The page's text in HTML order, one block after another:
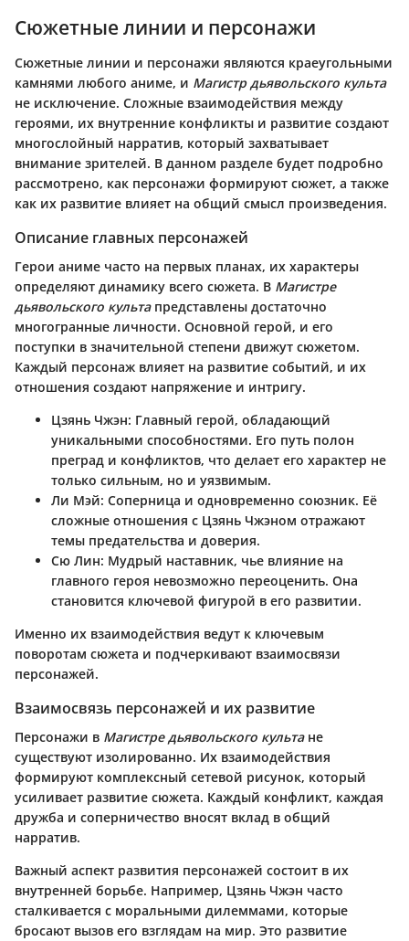
Сюжетные линии и персонажи
Сюжетные линии и персонажи являются краеугольными
камнями любого аниме, и Магистр дьявольского культа
не исключение. Сложные взаимодействия между
героями, их внутренние конфликты и развитие создают
многослойный нарратив, который захватывает
внимание зрителей. В данном разделе будет подробно
рассмотрено, как персонажи формируют сюжет, а также
как их развитие влияет на общий смысл произведения.
Описание главных персонажей
Герои аниме часто на первых планах, их характеры
определяют динамику всего сюжета. В Магистре
дьявольского культапредставлены достаточно
многогранные личности. Основной герой, и его
поступки в значительной степени движут сюжетом.
Каждый персонаж влияет на развитие событий, и их
отношения создают напряжение и интригу.
Цзянь Чжэн: Главный герой, обладающий
уникальными способностями. Его путь полон
преград и конфликтов, что делает его характер не
только сильным, но и уязвимым.
Ли Мэй: Соперница и одновременно союзник. Её
сложные отношения с Цзянь Чжэном отражают
темы предательства и доверия.
Сю Лин: Мудрый наставник, чье влияние на
главного героя невозможно переоценить. Она
становится ключевой фигурой в его развитии.
Именно их взаимодействия ведут к ключевым
поворотам сюжета и подчеркивают взаимосвязи
персонажей.
Взаимосвязь персонажей и их развитие
Персонажи в Магистре дьявольского культане
существуют изолированно. Их взаимодействия
формируют комплексный сетевой рисунок, который
усиливает развитие сюжета. Каждый конфликт, каждая
дружба и соперничество вносят вклад в общий
нарратив.
Важный аспект развития персонажей состоит в их
внутренней борьбе. Например, Цзянь Чжэн часто
сталкивается с моральными дилеммами, которые
бросают вызов его взглядам на мир. Это развитие